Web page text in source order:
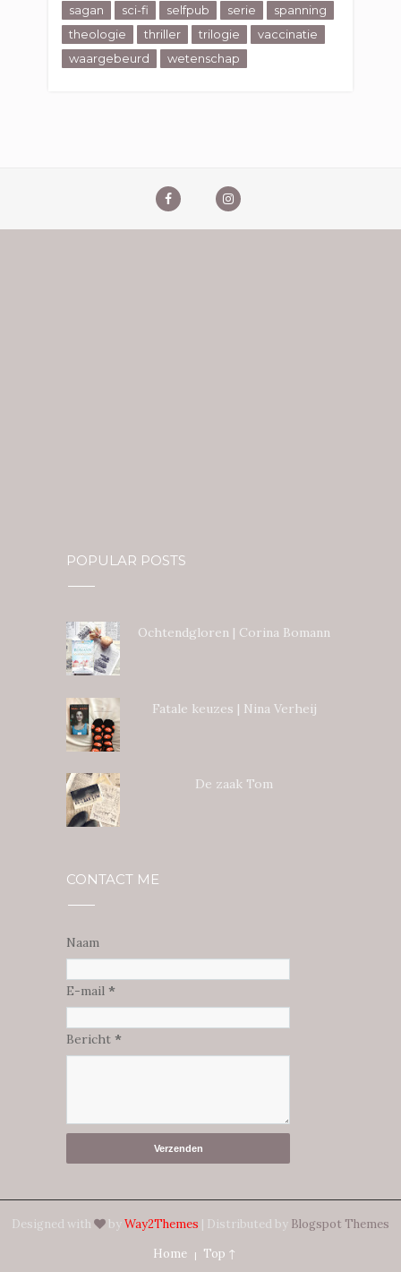
sagan
sci-fi selfpub serie
spanning
theologie
thriller trilogie
vaccinatie
waargebeurd
wetenschap
POPULAR POSTS
Ochtendgloren | Corina Bomann
Fatale keuzes | Nina Verheij
De zaak Tom
CONTACT ME
Naam
E-mail *
Bericht *
Designed with byWay2Themes | Distributed by Blogspot Themes
Home
Top ↑